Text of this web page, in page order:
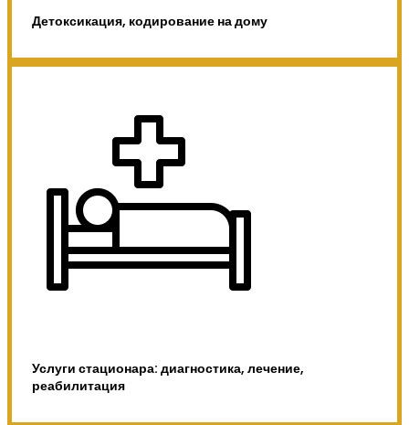
Детоксикация, кодирование на дому
Услуги стационара: диагностика, лечение,
реабилитация